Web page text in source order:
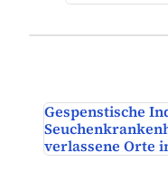
Gespenstische
verlassene Orte